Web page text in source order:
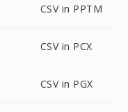
CSV in PPTM
CSV in PCX
CSV in PGX